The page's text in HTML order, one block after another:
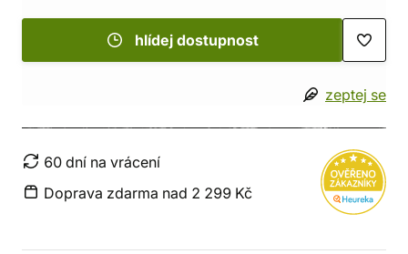
hlídej dostupnost
zeptej se
60 dní na vrácení
Doprava zdarma nad 2 299 Kč